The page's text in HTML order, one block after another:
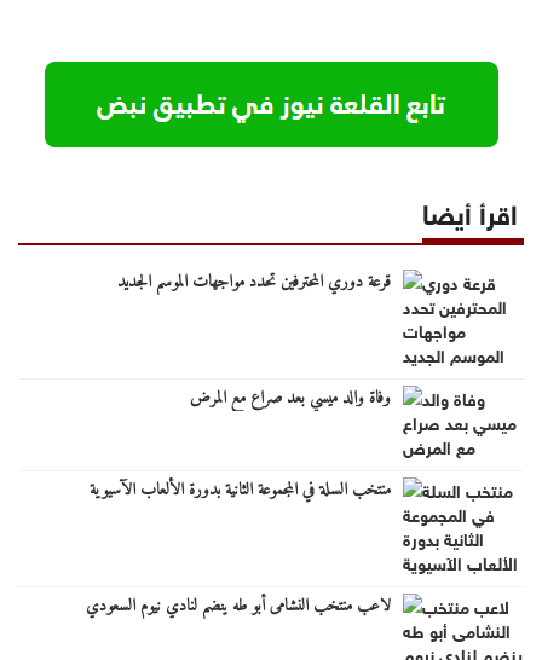
اقرأ أيضا
قرعة دوري المحترفين تحدد مواجهات الموسم الجديد
وفاة والد ميسي بعد صراع مع المرض
منتخب السلة في المجموعة الثانية بدورة الألعاب الآسيوية
لاعب منتخب النشامى أبو طه ينضم لنادي نيوم السعودي